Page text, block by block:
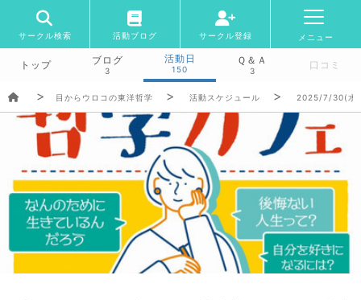
サークル検索 活動ブログ サークル登録 メニュー
トップ ブログ
3
活動日
150
Ｑ＆Ａ
3 口コミ
目からウロコの東洋哲学 活動スケジュール 2025/7/30(水)